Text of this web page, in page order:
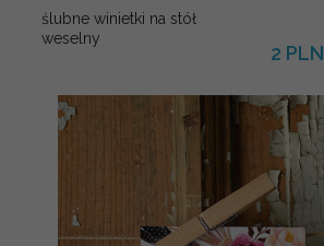
ślubne winietki na stół
weselny
2 PLN